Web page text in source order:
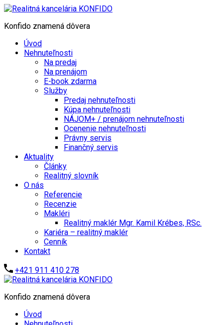
Konfido znamená dôvera
Úvod
Nehnuteľnosti
Na predaj
Na prenájom
E-book zdarma
Služby
Predaj nehnuteľnosti
Kúpa nehnuteľnosti
NÁJOM+ / prenájom nehnuteľnosti
Ocenenie nehnuteľnosti
Právny servis
Finančný servis
Aktuality
Články
Realitný slovník
O nás
Referencie
Recenzie
Makléri
Realitný maklér Mgr. Kamil Krébes, RSc.
Kariéra – realitný maklér
Cenník
Kontakt
+421 911 410 278
Konfido znamená dôvera
Úvod